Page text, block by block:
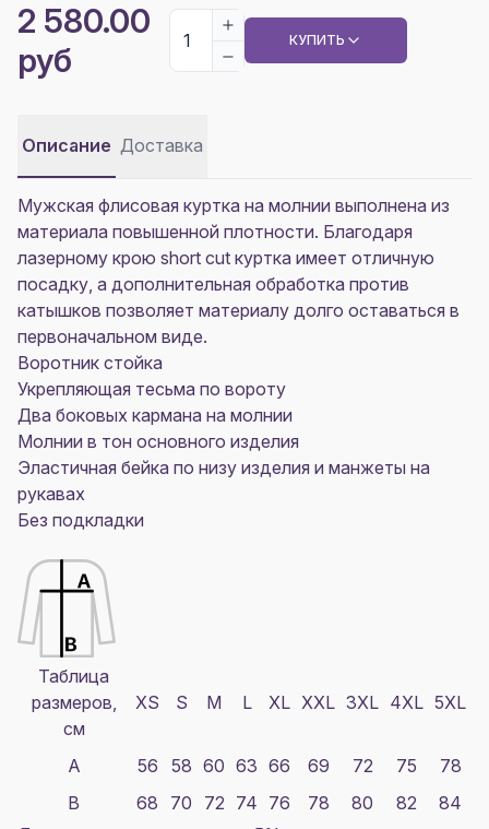
2 580.00
руб
КУПИТЬ
Описание Доставка
Мужская флисовая куртка на молнии выполнена из
материала повышенной плотности. Благодаря
лазерному крою short cut куртка имеет отличную
посадку, а дополнительная обработка против
катышков позволяет материалу долго оставаться в
первоначальном виде.
Воротник стойка
Укрепляющая тесьма по вороту
Два боковых кармана на молнии
Молнии в тон основного изделия
Эластичная бейка по низу изделия и манжеты на
рукавах
Без подкладки
Таблица
размеров,
см
XS S M L XL XXL 3XL 4XL 5XL
A 56 58 60 63 66 69 72 75
78
B
68 70 72 74 76 78 80 82
84